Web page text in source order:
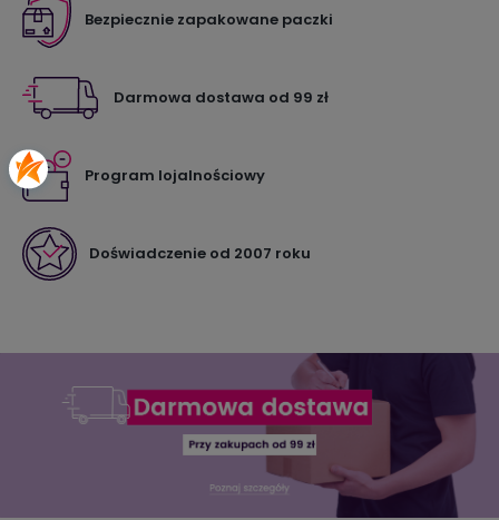
Bezpiecznie zapakowane paczki
Darmowa dostawa od 99 zł
Program lojalnościowy
Doświadczenie od 2007 roku